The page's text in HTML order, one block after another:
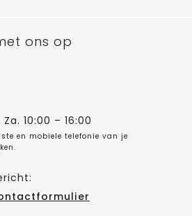
ons op
10:00 – 16:00
en mobiele telefonie van je